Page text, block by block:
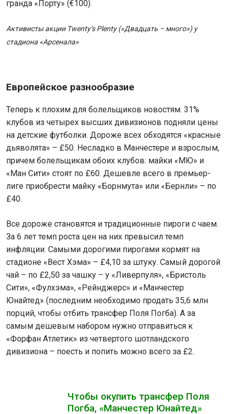
гранда «Порту» (€100).
Активисты акции Twenty’s Plenty («Двадцать – много») у
стадиона «Арсенала»
Европейское разнообразие
Теперь к плохим для болельщиков новостям. 31%
клубов из четырех высших дивизионов подняли цены
на детские футболки. Дороже всех обходятся «красные
дьяволята» – £50. Несладко в Манчестере и взрослым,
причем болельщикам обоих клубов: майки «МЮ» и
«Ман Сити» стоят по £60. Дешевле всего в премьер-
лиге приобрести майку «Борнмута» или «Бернли» – по
£40.
Все дороже становятся и традиционные пироги с чаем.
За 6 лет темп роста цен на них превысил темп
инфляции. Самыми дорогими пирогами кормят на
стадионе «Вест Хэма» – £4,10 за штуку. Самый дорогой
чай – по £2,50 за чашку – у «Ливерпуля», «Бристоль
Сити», «Фулхэма», «Рейнджерс» и «Манчестер
Юнайтед» (последним необходимо продать 35,6 млн
порций, чтобы отбить трансфер Поля Погба). А за
самым дешевым набором нужно отправиться к
«Форфан Атлетик» из четвертого шотландского
дивизиона – поесть и попить можно всего за £2.
Чтобы окупить трансфер Поля
Погба, «Манчестер Юнайтед»